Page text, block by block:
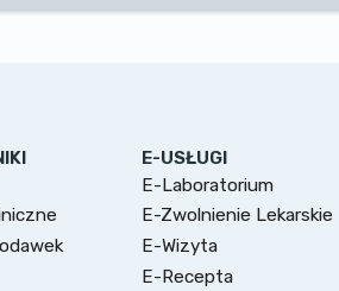
E-USŁUGI
E-Laboratorium
E-Zwolnienie Lekarskie
E-Wizyta
E-Recepta